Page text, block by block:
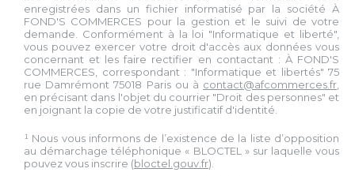
enregistrées dans un fichier informatisé par la société À
FOND'S COMMERCES pour la gestion et le suivi de votre
demande. Conformément à la loi "Informatique et liberté",
vous pouvez exercer votre droit d'accès aux données vous
concernant et les faire rectifier en contactant : À FOND'S
COMMERCES, correspondant : "Informatique et libertés" 75
rue Damrémont 75018 Paris ou à contact@afcommerces.fr
en précisant dans l'objet du courrier "Droit des personnes" et
en joignant la copie de votre justificatif d'identité.
¹ Nous vous informons de l’existence de la liste d’opposition
au démarchage téléphonique « BLOCTEL » sur laquelle vous
pouvez vous inscrire (bloctel.gouv.fr).